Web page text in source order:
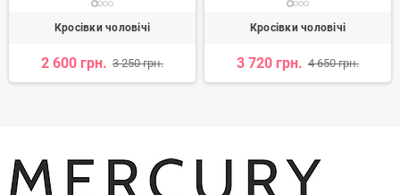
Кросівки чоловічі
2 600 грн. 3 250 грн.
Кросівки чоловічі
3 720 грн. 4 650 грн.